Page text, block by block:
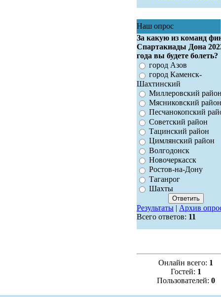
Наш опрос
За какую из команд
Спартакиады Дона
года вы будете болеть?
город Азов
город Каменск-
Шахтинский
Миллеровский район
Мясниковский район
Песчанокопский
Советский район
Тацинский район
Цимлянский район
Волгодонск
Новочеркасск
Ростов-на-Дону
Таганрог
Шахты
Результаты| Архив
Всего ответов: 11
Онлайн всего: 1
Гостей: 1
Пользователей: 0